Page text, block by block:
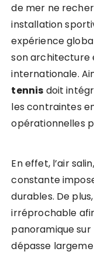
de mer ne
installation
expérience
son architecture
internationale.
tennis doit
les contraintes
opérationnelles
En effet, l’air
constante
durables. De
irréprochable
panoramique
dépasse